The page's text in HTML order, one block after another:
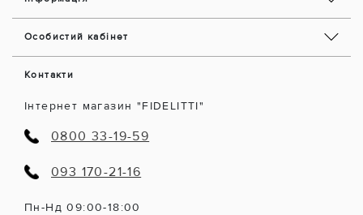
Особистий кабінет
Контакти
Інтернет магазин "FIDELITTI"
0800 33-19-59
093 170-21-16
Пн-Нд 09:00-18:00